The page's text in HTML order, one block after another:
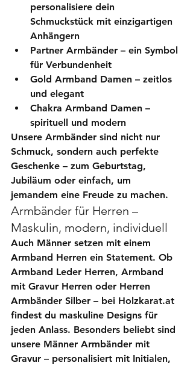
personalisiere dein
Schmuckstück mit einzigartigen
Anhängern
Partner Armbänder – ein Symbol
für Verbundenheit
Gold Armband Damen – zeitlos
und elegant
Chakra Armband Damen –
spirituell und modern
Unsere Armbänder sind nicht nur
Schmuck, sondern auch perfekte
Geschenke – zum Geburtstag,
Jubiläum oder einfach, um
jemandem eine Freude zu machen.
Armbänder für Herren –
Maskulin, modern, individuell
Auch Männer setzen mit einem
Armband Herren ein Statement. Ob
Armband Leder Herren, Armband
mit Gravur Herren oder Herren
Armbänder Silber – bei Holzkarat.at
findest du maskuline Designs für
jeden Anlass. Besonders beliebt sind
unsere Männer Armbänder mit
Gravur – personalisiert mit Initialen,